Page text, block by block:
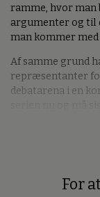
ramme, hvor
argumenter og til
man kommer med
Af samme grund
repræsentanter
debatarena i en
For